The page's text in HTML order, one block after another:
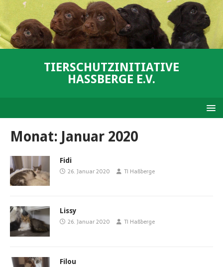
TIERSCHUTZINITIATIVE
HASSBERGE E.V.
Monat: Januar 2020
Fidi
26. Januar 2020 TI Haßberge
Lissy
26. Januar 2020 TI Haßberge
Filou